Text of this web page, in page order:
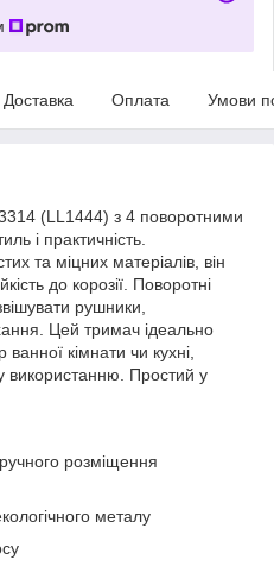
Доставка Оплата Умови
(LL1444) з 4 поворотними
і практичність.
та міцних матеріалів, він
до корозії. Поворотні
рушники,
Цей тримач ідеально
кімнати чи кухні,
використанню. Простий у
розміщення
металу